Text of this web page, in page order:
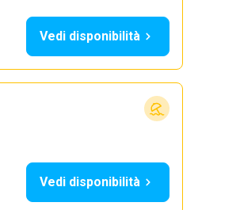
Vedi disponibilità
Vedi disponibilità